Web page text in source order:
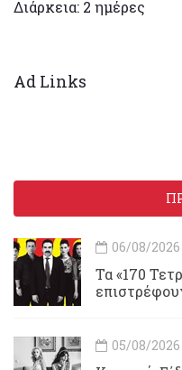
Διάρκεια: 2 ημέρες
Ad Links
06/08/2026
Τα «170
05/08/2026